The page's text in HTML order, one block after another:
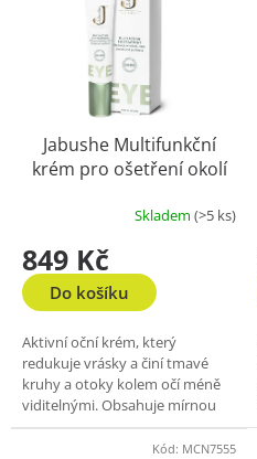
Jabushe Multifunkční
krém pro ošetření okolí
Skladem (>5 ks)
849 Kč
Do košíku
Aktivní oční krém, který
redukuje vrásky a činí tmavé
kruhy a otoky kolem očí méně
viditelnými. Obsahuje mírnou
koncentraci QAL-100* vhodnou
pro citlivé oční okolí a další...
Kód: MCN7555